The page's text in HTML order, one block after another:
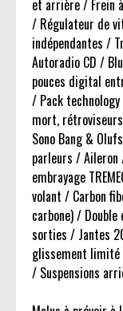
et arrière / Frein
/ Régulateur de
indépendantes /
Autoradio CD /
pouces digital
/ Pack
mort,
Sono Bang &
parleurs / Aileron
embrayage
volant / Carbon
carbone) /
sorties / Jantes
glissement limité
/ Suspensions